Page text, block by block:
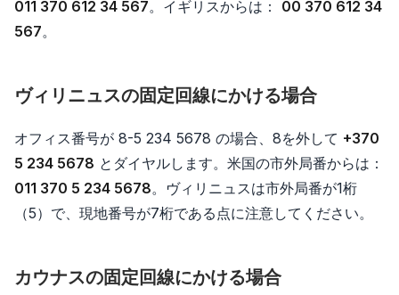
011 370 612 34 567。イギリスからは： 00 370 612 34
567。
ヴィリニュスの固定回線にかける場合
オフィス番号が 8-5 234 5678 の場合、8を外して +370
5 234 5678 とダイヤルします。米国の市外局番からは：
011 370 5 234 5678。ヴィリニュスは市外局番が1桁
（5）で、現地番号が7桁である点に注意してください。
カウナスの固定回線にかける場合